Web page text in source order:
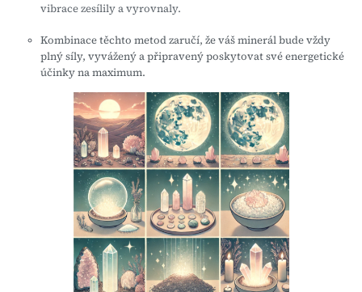
vibrace zesílily a vyrovnaly.
Kombinace těchto metod zaručí, že váš minerál bude vždy
plný síly, vyvážený a připravený poskytovat své energetické
účinky na maximum.